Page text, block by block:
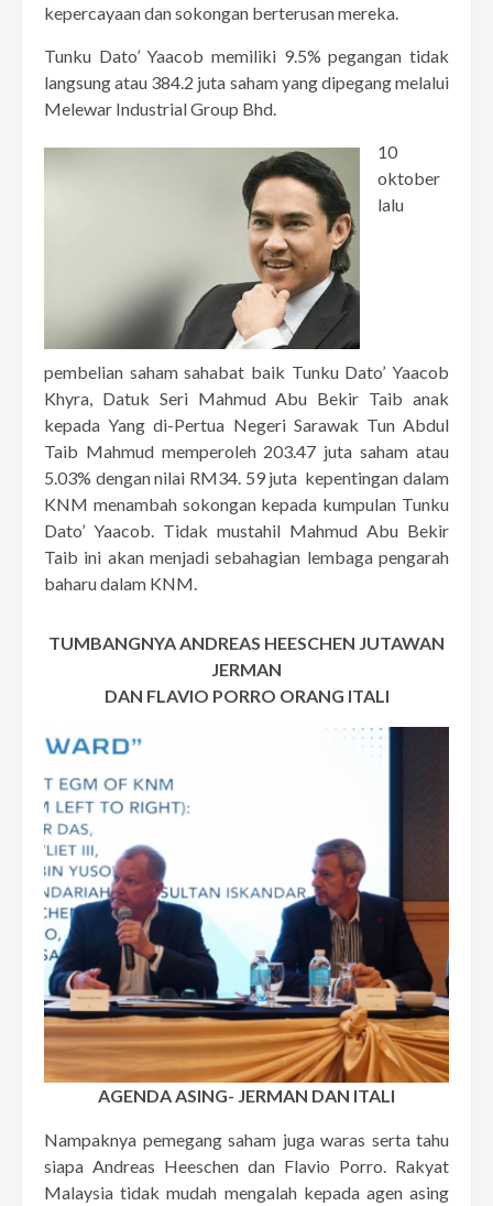
kepercayaan dan sokongan berterusan mereka.
Tunku Dato’ Yaacob memiliki 9.5% pegangan tidak
langsung atau 384.2 juta saham yang dipegang melalui
Melewar Industrial Group Bhd.
10
oktober
lalu
pembelian saham sahabat baik Tunku Dato’ Yaacob
Khyra, Datuk Seri Mahmud Abu Bekir Taib anak
kepada Yang di-Pertua Negeri Sarawak Tun Abdul
Taib Mahmud memperoleh 203.47 juta saham atau
5.03% dengan nilai RM34. 59 juta kepentingan dalam
KNM menambah sokongan kepada kumpulan Tunku
Dato’ Yaacob. Tidak mustahil Mahmud Abu Bekir
Taib ini akan menjadi sebahagian lembaga pengarah
baharu dalam KNM.
TUMBANGNYA ANDREAS HEESCHEN JUTAWAN
JERMAN
DAN FLAVIO PORRO ORANG ITALI
AGENDA ASING- JERMAN DAN ITALI
Nampaknya pemegang saham juga waras serta tahu
siapa Andreas Heeschen dan Flavio Porro. Rakyat
Malaysia tidak mudah mengalah kepada agen asing